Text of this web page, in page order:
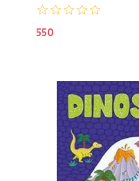
550